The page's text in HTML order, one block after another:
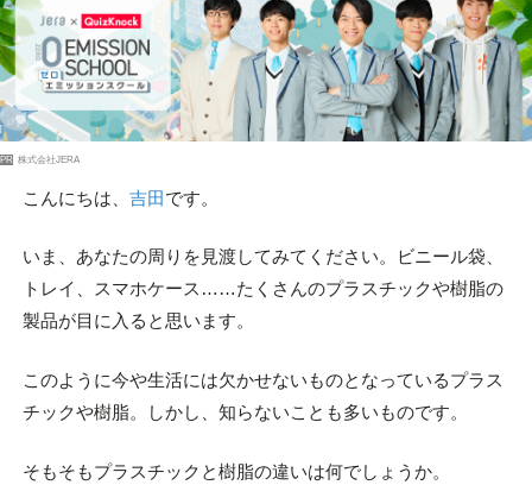
PR 株式会社JERA
こんにちは、 吉田です。
いま、あなたの周りを見渡してみてください。ビニール袋、
トレイ、スマホケース……たくさんのプラスチックや樹脂の
製品が目に入ると思います。
このように今や生活には欠かせないものとなっているプラス
チックや樹脂。しかし、知らないことも多いものです。
そもそもプラスチックと樹脂の違いは何でしょうか。